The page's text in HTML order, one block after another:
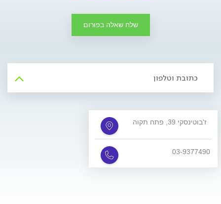
שלח שאלה בפורום
כתובת וטלפון
ז'בוטינסקי 39, פתח תקוה
03-9377490